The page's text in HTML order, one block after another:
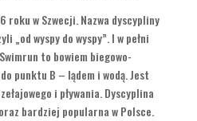
roku w Szwecji. Nazwa dyscypliny
„od wyspy do wyspy”. I w pełni
to bowiem biegowo-
punktu B – lądem i wodą. Jest
i pływania. Dyscyplina
bardziej popularna w Polsce.